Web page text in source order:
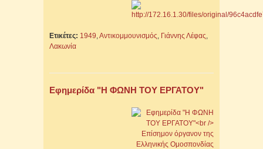
Ετικέτες: 1949,Αντικομμουνισμός, Γιάννης Λέφας,
Λακωνία
Εφημερίδα "Η ΦΩΝΗ ΤΟΥ ΕΡΓΑΤΟΥ"